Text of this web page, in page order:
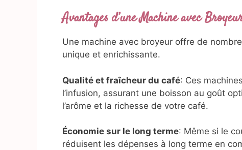
Avantages d’une Machine avec
Une machine avec broyeur offre de
unique et enrichissante.
Qualité et fraîcheur du café: Ces
l’infusion, assurant une boisson au goût
l’arôme et la richesse de votre café.
Économie sur le long terme: Même si le
réduisent les dépenses à long terme en